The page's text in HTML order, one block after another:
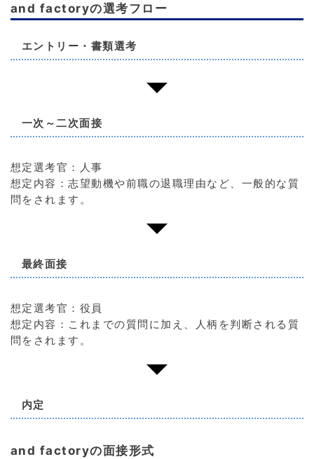
and factoryの選考フロー
エントリー・書類選考
一次～二次面接
想定選考官：人事
想定内容：志望動機や前職の退職理由など、一般的な質
問をされます。
最終面接
想定選考官：役員
想定内容：これまでの質問に加え、人柄を判断される質
問をされます。
内定
and factoryの面接形式